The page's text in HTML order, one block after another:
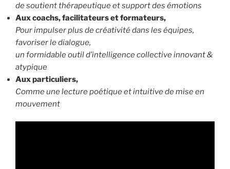
de soutient thérapeutique et support des émotions
Aux coachs, facilitateurs et formateurs,
Pour impulser plus de créativité dans les équipes,
favoriser le dialogue,
un formidable outil d’intelligence collective innovant &
atypique
Aux particuliers,
Comme une lecture poétique et intuitive de mise en
mouvement